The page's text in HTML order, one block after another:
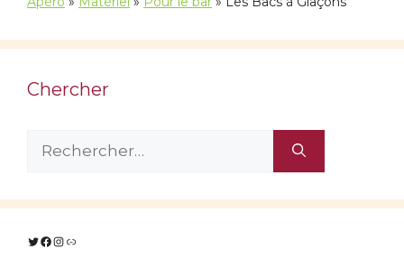
Chercher
Twitter
Facebook
Instagram
Lien